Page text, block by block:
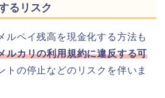
るリスク
ルペイ残高を現金化する方法も
ルカリの利用規約に違反する可
トの停止などのリスクを伴いま